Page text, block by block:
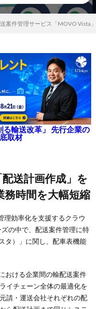
案件管理サービス「MOVO Vista
輸送改革」 先行企業の
取材
務時間を大幅短縮
理効率化を支援するクラウ
の中で、配送案件管理に特
タ）」に関し、配車表機能
おける企業間の輸配送案件
イチェーン全体の最適化を
請・運送会社それぞれの配